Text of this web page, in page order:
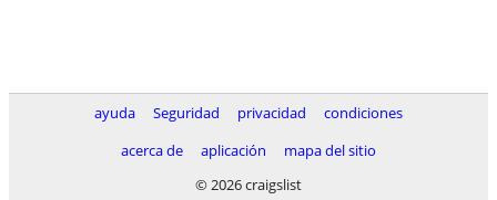
ayuda Seguridad privacidad
condiciones
acerca de
aplicación
mapa del sitio
© 2026 craigslist